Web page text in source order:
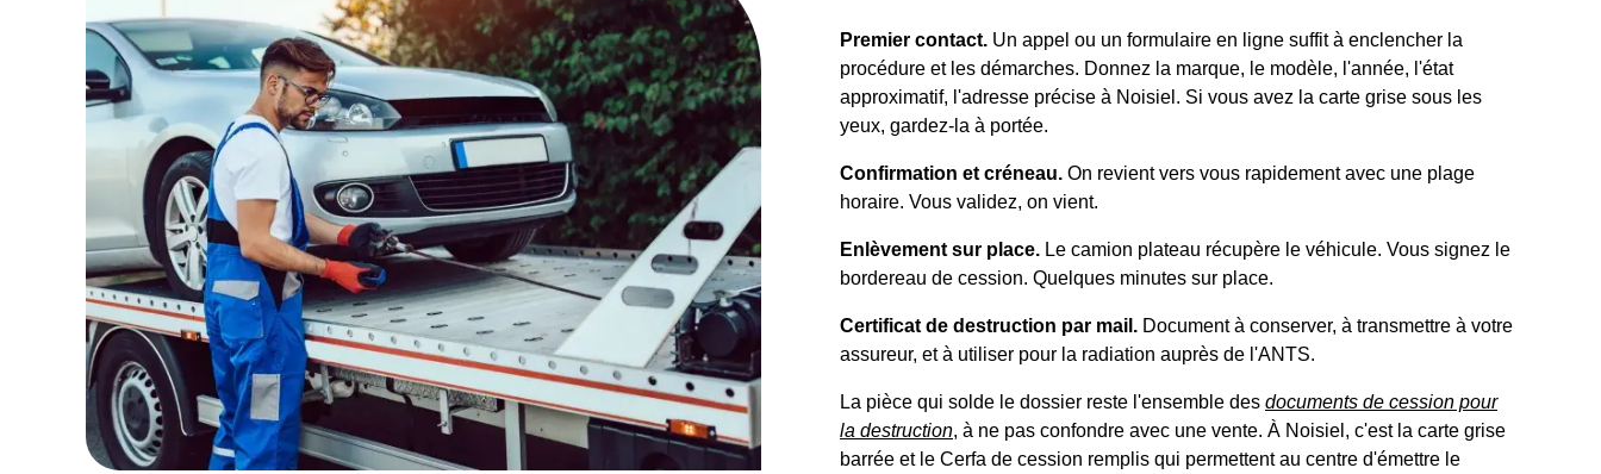
Premier contact. Un appel ou un formulaire en ligne suffit à enclencher la
procédure et les démarches. Donnez la marque, le modèle, l'année, l'état
approximatif, l'adresse précise à Noisiel. Si vous avez la carte grise sous les
yeux, gardez-la à portée.
Confirmation et créneau. On revient vers vous rapidement avec une plage
horaire. Vous validez, on vient.
Enlèvement sur place. Le camion plateau récupère le véhicule. Vous signez le
bordereau de cession. Quelques minutes sur place.
Certificat de destruction par mail. Document à conserver, à transmettre à votre
assureur, et à utiliser pour la radiation auprès de l'ANTS.
La pièce qui solde le dossier reste l'ensemble des documents de cession pour
la destruction, à ne pas confondre avec une vente. À Noisiel, c'est la carte grise
barrée et le Cerfa de cession remplis qui permettent au centre d'émettre le